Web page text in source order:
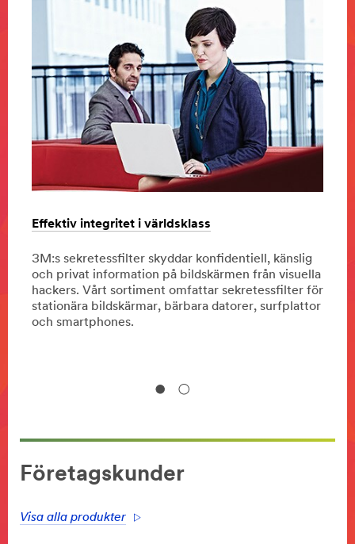
Effektiv integritet i världsklass
3M:s sekretessfilter skyddar konfidentiell, känslig
och privat information på bildskärmen från visuella
hackers. Vårt sortiment omfattar sekretessfilter för
stationära bildskärmar, bärbara datorer, surfplattor
och smartphones.
Företagskunder
Visa alla produkter